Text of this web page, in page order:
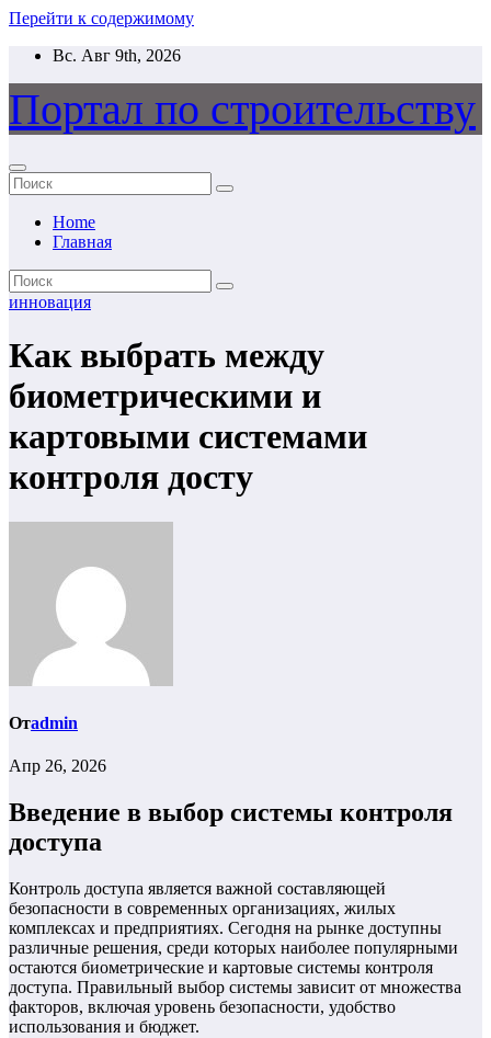
Перейти к содержимому
Вс. Авг 9th, 2026
Портал по строительству
Home
Главная
инновация
Как выбрать между
биометрическими и
картовыми системами
контроля досту
Отadmin
Апр 26, 2026
Введение в выбор системы контроля
доступа
Контроль доступа является важной составляющей
безопасности в современных организациях, жилых
комплексах и предприятиях. Сегодня на рынке доступны
различные решения, среди которых наиболее популярными
остаются биометрические и картовые системы контроля
доступа. Правильный выбор системы зависит от множества
факторов, включая уровень безопасности, удобство
использования и бюджет.